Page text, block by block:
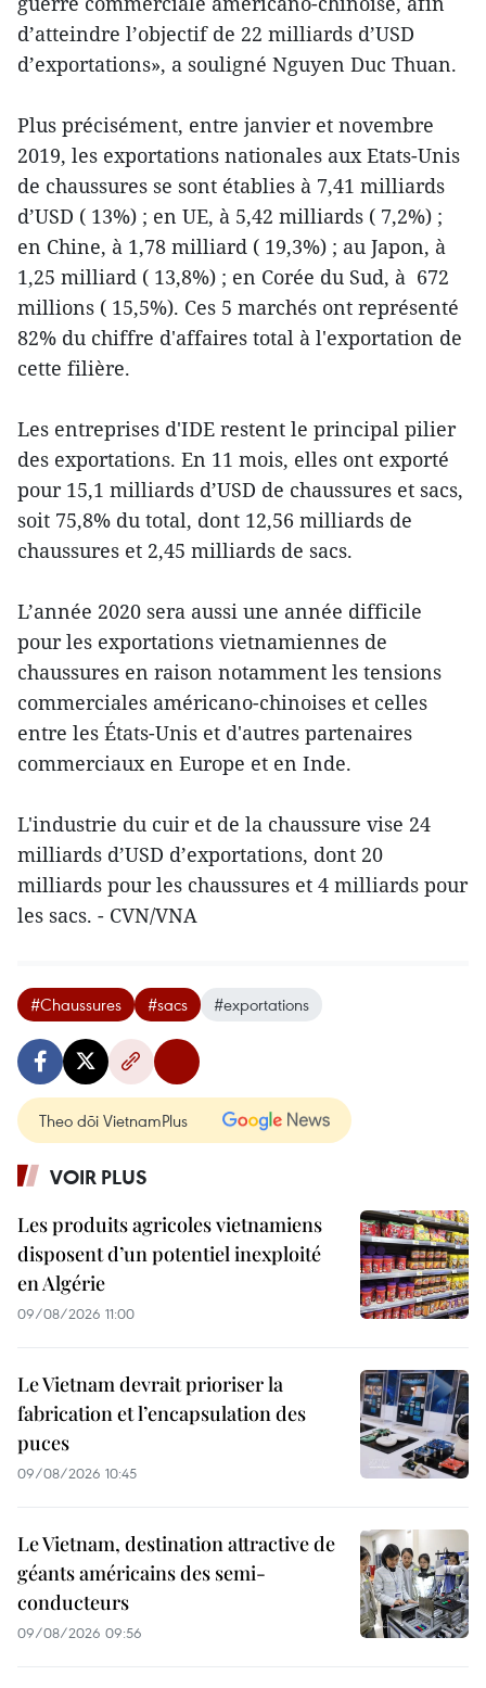
d’atteindre l’objectif de 22 milliards d’USD
d’exportations», a souligné Nguyen Duc Thuan.
Plus précisément, entre janvier et novembre
2019, les exportations nationales aux Etats-Unis
de chaussures se sont établies à 7,41 milliards
d’USD ( 13%) ; en UE, à 5,42 milliards ( 7,2%) ;
en Chine, à 1,78 milliard ( 19,3%) ; au Japon, à
1,25 milliard ( 13,8%) ; en Corée du Sud, à 672
millions ( 15,5%). Ces 5 marchés ont représenté
82% du chiffre d'affaires total à l'exportation de
cette filière.
Les entreprises d'IDE restent le principal pilier
des exportations. En 11 mois, elles ont exporté
pour 15,1 milliards d’USD de chaussures et sacs,
soit 75,8% du total, dont 12,56 milliards de
chaussures et 2,45 milliards de sacs.
L’année 2020 sera aussi une année difficile
pour les exportations vietnamiennes de
chaussures en raison notamment les tensions
commerciales américano-chinoises et celles
entre les États-Unis et d'autres partenaires
commerciaux en Europe et en Inde.
L'industrie du cuir et de la chaussure vise 24
milliards d’USD d’exportations, dont 20
milliards pour les chaussures et 4 milliards pour
les sacs. - CVN/VNA
#Chaussures #sacs #exportations
Theo dõi VietnamPlus
VOIR PLUS
Les produits agricoles vietnamiens
disposent d’un potentiel inexploité
en Algérie
09/08/2026 11:00
Le Vietnam devrait prioriser la
fabrication et l’encapsulation des
puces
09/08/2026 10:45
Le Vietnam, destination attractive de
géants américains des semi-
conducteurs
09/08/2026 09:56